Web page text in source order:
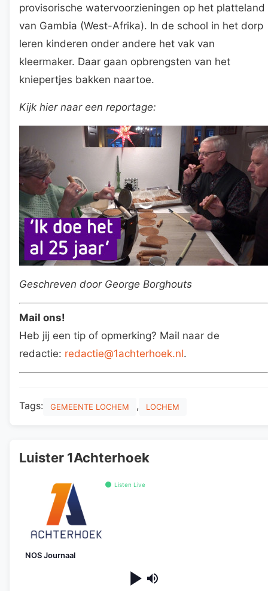
provisorische watervoorzieningen op het platteland
van Gambia (West-Afrika). In de school in het dorp
leren kinderen onder andere het vak van
kleermaker. Daar gaan opbrengsten van het
kniepertjes bakken naartoe.
Kijk hier naar een reportage:
Geschreven door George Borghouts
Mail ons!
Heb jij een tip of opmerking? Mail naar de
redactie: redactie@1achterhoek.nl.
Tags: GEMEENTE LOCHEM , LOCHEM
Luister 1Achterhoek
Listen Live
NOS Journaal